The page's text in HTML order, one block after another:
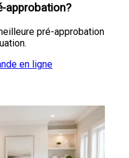
approbation?
pré-approbation
en ligne